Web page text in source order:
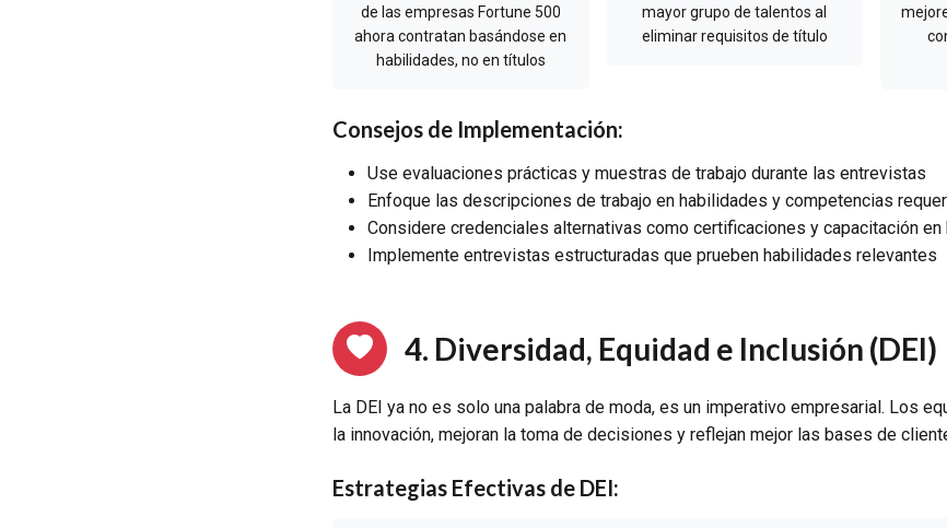
de las empresas Fortune 500
ahora contratan basándose en
habilidades, no en títulos
mayor grupo de talentos al
eliminar requisitos de título
Consejos de Implementación:
Use evaluaciones prácticas y muestras de trabajo durante las entrevistas
Enfoque las descripciones de trabajo en habilidades y competencias
Considere credenciales alternativas como certificaciones y capacitación
Implemente entrevistas estructuradas que prueben habilidades relevantes
4. Diversidad, Equidad e Inclusión (DEI)
La DEI ya no es solo una palabra de moda, es un imperativo empresarial. Los
la innovación, mejoran la toma de decisiones y reflejan mejor las bases de
Estrategias Efectivas de DEI: